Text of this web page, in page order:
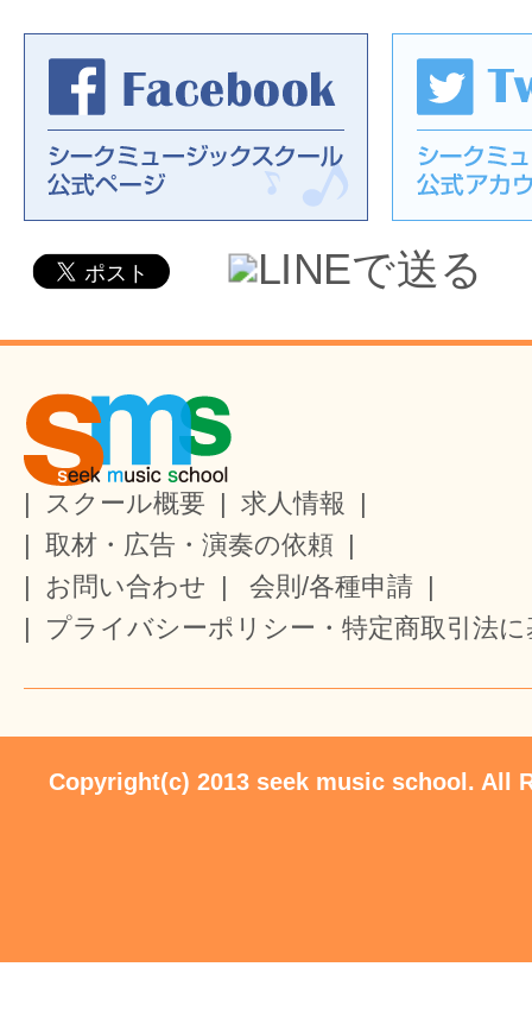
| スクール概要 | 求人情報
|
| 取材・広告・演奏の依頼 |
| お問い合わせ | 会則/各種申請 |
|
プライバシーポリシー・特定商取引法
Copyright(c) 2013 seek music school. All